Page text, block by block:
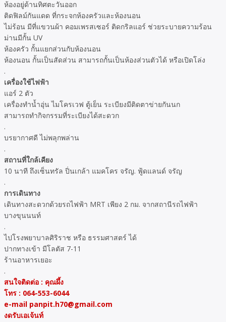
ห้องอยู่ด้านทิศตะวันออก
ติดฟิลม์กันแดด ที่กระจกห้องครัวและห้องนอน
ไม่ร้อน มีที่แขวนผ้า คอมเพรสเซอร์ ติดกริลแอร์ ช่วยระบายความร้อน
ม่านมีกั้น UV
ห้องครัว กั้นแยกส่วนกับห้องนอน
ห้องนอน กั้นเป็นสัดส่วน สามารถกั้นเป็นห้องส่วนตัวได้ หรือเปิดโล่ง
.
เครื่องใช้ไฟฟ้า
แอร์ 2 ตัว
เครื่องทำน้ำอุ่น ไมโครเวฟ ตู้เย็น ระเบียงมีติดตาข่ายกันนก
สามารถทำกิจกรรมที่ระเบียงได้สะดวก
.
บรยากาศดี ไม่พลุกพล่าน
.
สถานที่ใกล้เคียง
10 นาที ถึงเซ็นทรัล ปิ่นเกล้า แมคโคร จรัญ. ฟู้ดแลนด์ จรัญ
.
การเดินทาง
เดินทางสะดวกด้วยรถไฟฟ้า MRT เพียง 2 กม. จากสถานีรถไฟฟ้า
บางขุนนนท์
.
ไปโรงพยาบาลศิริราช หรือ ธรรมศาสตร์ ได้
ปากทางเข้า มีโลตัส 7-11
ร้านอาหารเยอะ
.
สนใจติดต่อ : คุณผึ้ง
โทร : 064-553-6044
e-mail panpit.h70@gmail.com
งดรับเอเจ้นท์